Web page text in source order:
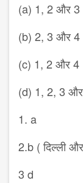
(a) 1, 2 और 3
(b) 2, 3 और 4
(c) 1, 2 और 4
(d) 1, 2, 3
1. a
2.b ( दिल्ली
3 d